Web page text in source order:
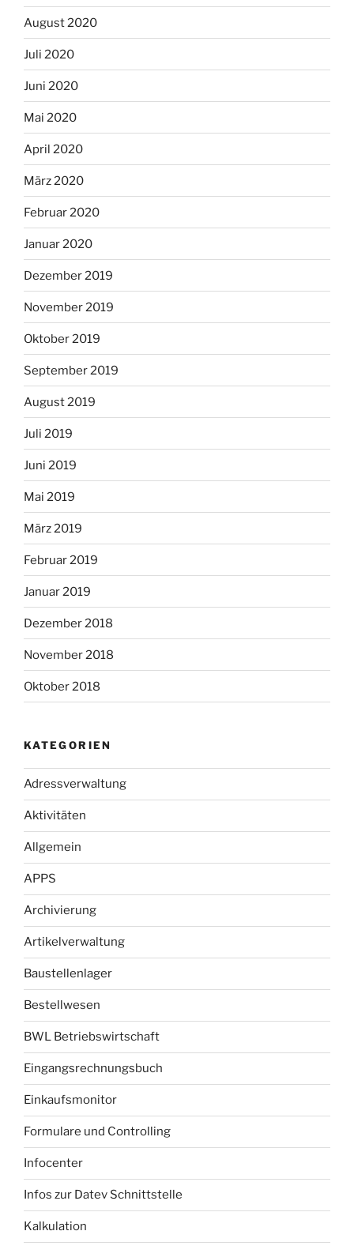
August 2020
Juli 2020
Juni 2020
Mai 2020
April 2020
März 2020
Februar 2020
Januar 2020
Dezember 2019
November 2019
Oktober 2019
September 2019
August 2019
Juli 2019
Juni 2019
Mai 2019
März 2019
Februar 2019
Januar 2019
Dezember 2018
November 2018
Oktober 2018
KATEGORIEN
Adressverwaltung
Aktivitäten
Allgemein
APPS
Archivierung
Artikelverwaltung
Baustellenlager
Bestellwesen
BWL Betriebswirtschaft
Eingangsrechnungsbuch
Einkaufsmonitor
Formulare und Controlling
Infocenter
Infos zur Datev Schnittstelle
Kalkulation